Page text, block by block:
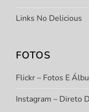
Links No Delicious
FOTOS
Flickr – Fotos E
Instagram – Direto